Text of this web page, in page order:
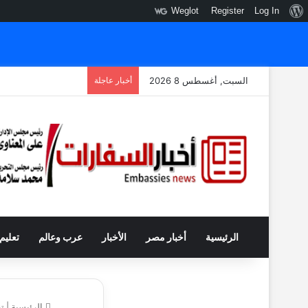
نبذةLog In
Register
Weglot
السبت, أغسطس 8 2026 أخبار عاجلة
الرئيسية أخبار مصر الأخبار عرب وعالم